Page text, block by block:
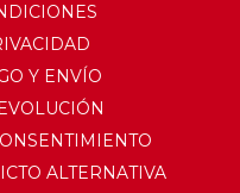
Y ENVÍO
ALTERNATIVA